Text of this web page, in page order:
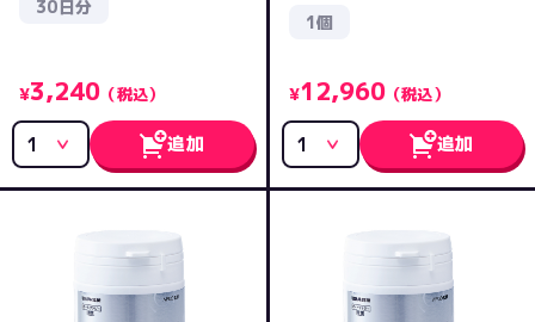
30日分
¥3,240 （税込）
追加
1個
¥12,960（税込）
追加